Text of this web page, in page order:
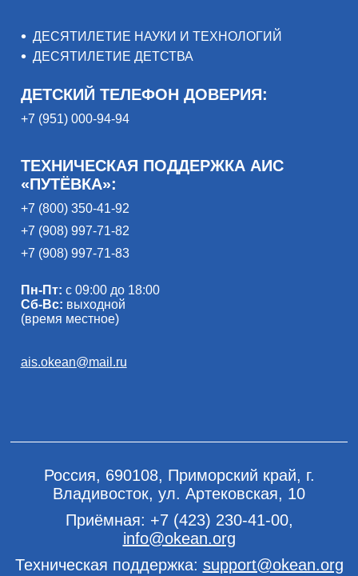
ДЕСЯТИЛЕТИЕ НАУКИ И ТЕХНОЛОГИЙ
ДЕСЯТИЛЕТИЕ ДЕТСТВА
ДЕТСКИЙ ТЕЛЕФОН ДОВЕРИЯ:
+7 (951) 000-94-94
ТЕХНИЧЕСКАЯ ПОДДЕРЖКА АИС
«ПУТЁВКА»:
+7 (800) 350-41-92
+7 (908) 997-71-82
+7 (908) 997-71-83
Пн-Пт: с 09:00 до 18:00
Сб-Вс: выходной
(время местное)
ais.okean@mail.ru
Россия, 690108, Приморский край, г.
Владивосток, ул. Артековская, 10
Приёмная: +7 (423) 230-41-00,
info@okean.org
Техническая поддержка: support@okean.org